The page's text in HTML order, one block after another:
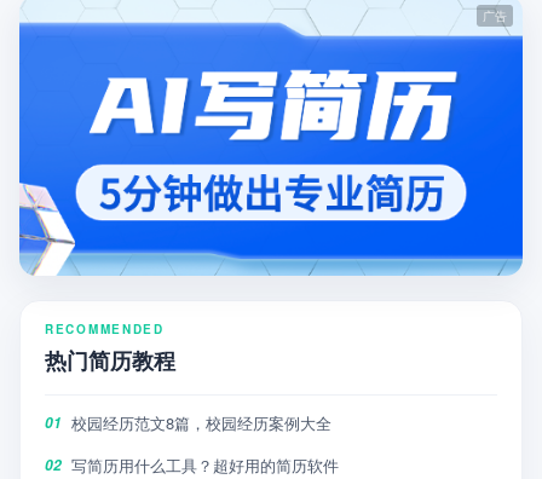
RECOMMENDED
热门简历教程
01 校园经历范文8篇，校园经历案例大全
02 写简历用什么工具？超好用的简历软件